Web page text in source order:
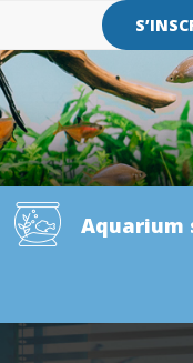
Aquarium